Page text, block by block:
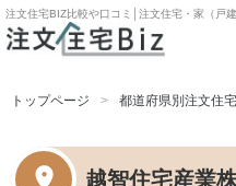
注文住宅BIZ比較や口コミ│注文住宅・家（戸建て）
トップページ 都道府県別注文住
越智住宅産業